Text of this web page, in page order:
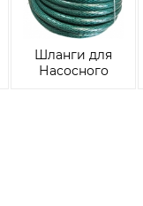
Шланги для
Насосного